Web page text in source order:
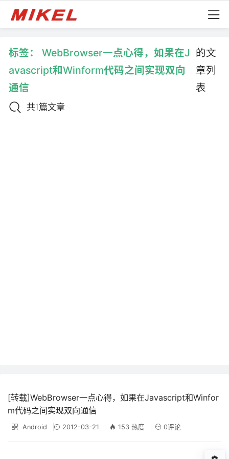
标签： WebBrowser一点心得，如果在J
avascript和Winform代码之间实现双向
通信
的文
章列
表
共1篇文章
[转载]WebBrowser一点心得，如果在Javascript和Winfor
m代码之间实现双向通信
Android 2012-03-21 153 热度 0评论